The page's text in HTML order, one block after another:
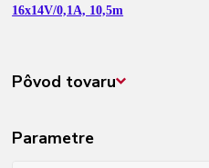
16x14V/0,1A, 10,5m
Pôvod tovaru
Parametre